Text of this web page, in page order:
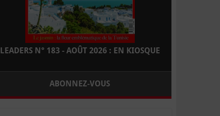
LEADERS N° 183 - AOÛT 2026 : EN KIOSQUE
ABONNEZ-VOUS